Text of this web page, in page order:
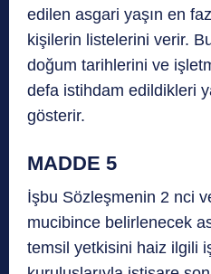
edilen asgari yaşın en
kişilerin listelerini verir.
doğum tarihlerini ve
defa istihdam edildikleri
gösterir.
MADDE 5
İşbu Sözleşmenin 2 nci
mucibince belirlenecek
temsil yetkisini haiz ilgili